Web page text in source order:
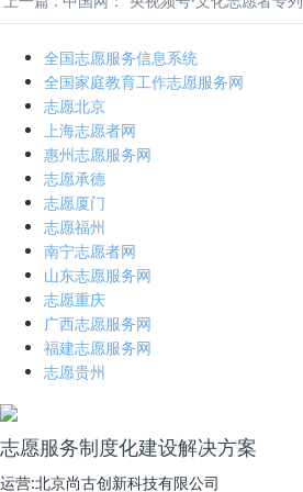
全国志愿服务信息系统
全国家庭教育工作志愿服务网
志愿北京
上海志愿者网
惠州志愿服务网
志愿承德
志愿厦门
志愿福州
南宁志愿者网
山东志愿服务网
志愿重庆
广西志愿服务网
福建志愿服务网
志愿贵州
志愿服务制度化建设解决方案
运营:北京尚古创新科技有限公司